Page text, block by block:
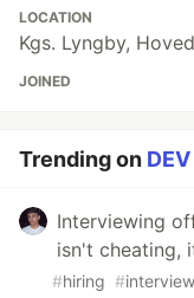
workflow的name
如在提供的工作流
换，value为要发送
随后，按下图所
触发工作流的执行
点开任意一个运
LOCATION
Kgs. Lyngby,
JOINED
Trending on
Interviewing
isn't cheating,
#hiring #interview